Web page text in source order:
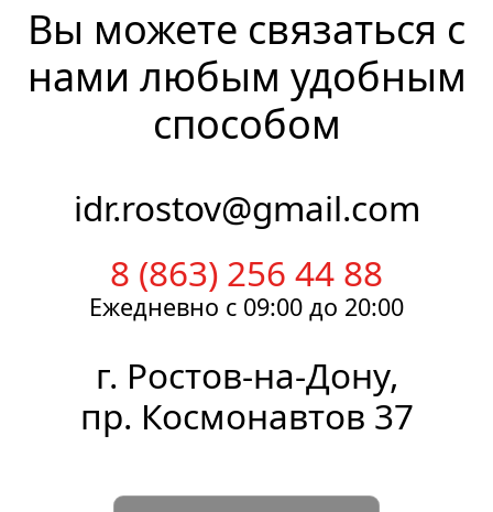
Вы можете связаться с
нами любым удобным
способом
8 (863) 256 44 88
idr.rostov@gmail.com
г. Ростов-на-Дону,
пр. Космонавтов 37
Ежедневно с 09:00 до 20:00